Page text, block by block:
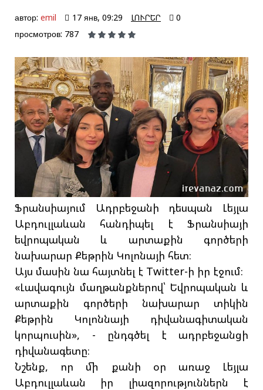
автор: emil 17 янв, 09:29 ԼՈՒՐԵՐ
0
просмотров: 787
Ֆրանսիայում Ադրբեջանի դեսպան Լեյլա
Աբդուլլաևան հանդիպել է Ֆրանսիայի
եվրոպական և արտաքին գործերի
նախարար Քեթրին Կոլոնայի հետ։
Այս մասին նա հայտնել է Twitter-ի իր էջում։
«Լավագույն մաղթանքներով՝ Եվրոպական և
արտաքին գործերի նախարար տիկին
Քեթրին Կոլոննայի դիվանագիտական
կորպուսին», - ընդգծել է ադրբեջանցի
դիվանագետը։
Նշենք, որ մի քանի օր առաջ Լեյլա
Աբդուլլաևան իր լիազորություններն է